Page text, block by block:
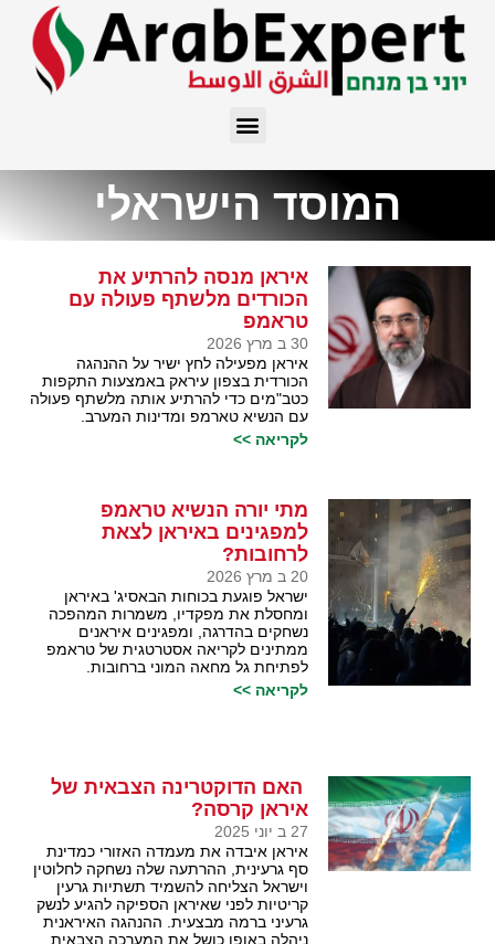
המוסד הישראלי
איראן מנסה להרתיע את
הכורדים מלשתף פעולה עם
טראמפ
30 ב מרץ 2026
איראן מפעילה לחץ ישיר על ההנהגה
הכורדית בצפון עיראק באמצעות התקפות
כטב"מים כדי להרתיע אותה מלשתף פעולה
עם הנשיא טארמפ ומדינות המערב.
לקריאה >>
מתי יורה הנשיא טראמפ
למפגינים באיראן לצאת
לרחובות?
20 ב מרץ 2026
ישראל פוגעת בכוחות הבאסיג' באיראן
ומחסלת את מפקדיו, משמרות המהפכה
נשחקים בהדרגה, ומפגינים איראנים
ממתינים לקריאה אסטרטגית של טראמפ
לפתיחת גל מחאה המוני ברחובות.
לקריאה >>
האם הדוקטרינה הצבאית של
איראן קרסה?
27 ב יוני 2025
איראן איבדה את מעמדה האזורי כמדינת
סף גרעינית, ההרתעה שלה נשחקה לחלוטין
וישראל הצליחה להשמיד תשתיות גרעין
קריטיות לפני שאיראן הספיקה להגיע לנשק
גרעיני ברמה מבצעית. ההנהגה האיראנית
ניהלה באופן כושל את המערכה הצבאית